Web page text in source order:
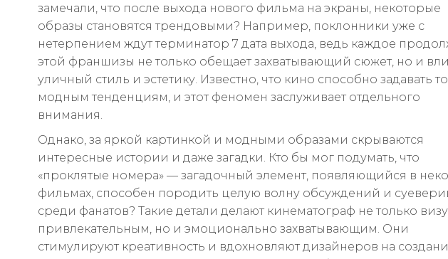
замечали, что после выхода нового фильма на экраны, некоторые
образы становятся трендовыми? Например, поклонники уже с
нетерпением ждут терминатор 7 дата выхода, ведь каждое
этой франшизы не только обещает захватывающий сюжет, но и
уличный стиль и эстетику. Известно, что кино способно задавать
модным тенденциям, и этот феномен заслуживает отдельного
внимания.
Однако, за яркой картинкой и модными образами скрываются
интересные истории и даже загадки. Кто бы мог подумать, что
«проклятые номера» — загадочный элемент, появляющийся в
фильмах, способен породить целую волну обсуждений и
среди фанатов? Такие детали делают кинематограф не только
привлекательным, но и эмоционально захватывающим. Они
стимулируют креативность и вдохновляют дизайнеров на